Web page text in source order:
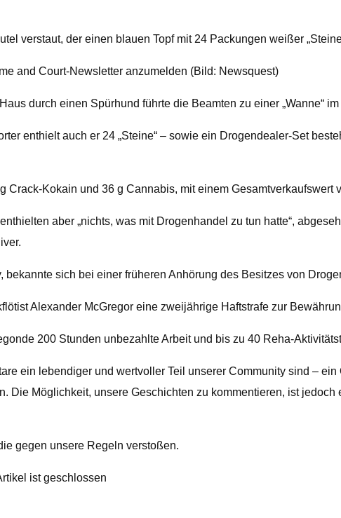
verstaut, der einen blauen Topf mit 24 Packungen weißer
and Court-Newsletter anzumelden (Bild: Newsquest)
durch einen Spürhund führte die Beamten zu einer „Wanne“
enthielt auch er 24 „Steine“ – sowie ein Drogendealer-Set
Crack-Kokain und 36 g Cannabis, mit einem Gesamtverkaufswert
aber „nichts, was mit Drogenhandel zu tun hatte“,
bekannte sich bei einer früheren Anhörung des Besitzes von
Alexander McGregor eine zweijährige Haftstrafe zur
200 Stunden unbezahlte Arbeit und bis zu 40 Reha-
ein lebendiger und wertvoller Teil unserer Community sind –
Die Möglichkeit, unsere Geschichten zu kommentieren, ist
gegen unsere Regeln verstoßen.
ist geschlossen